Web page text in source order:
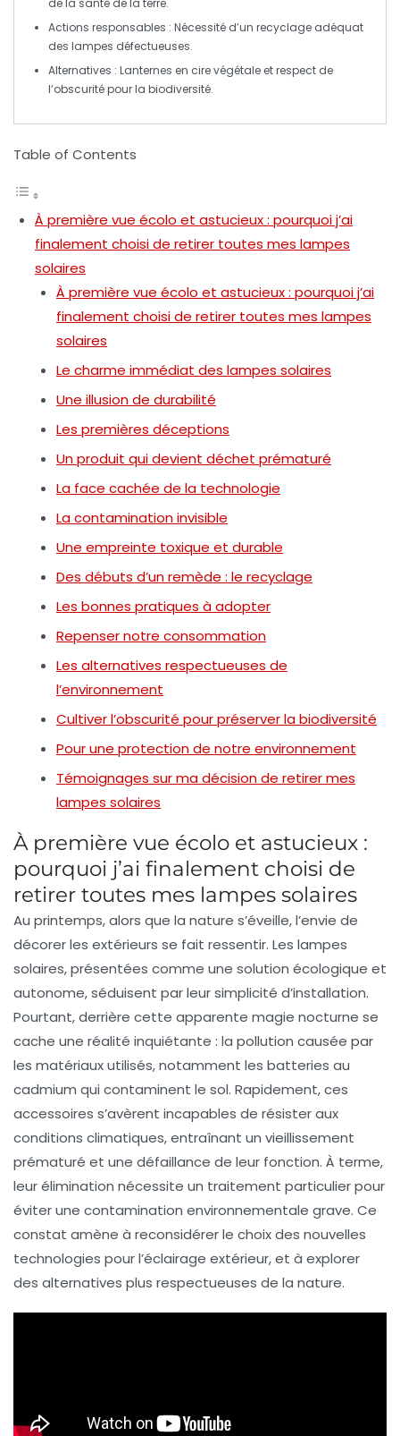
Actions responsables : Nécessité d’un recyclage adéquat
des lampes défectueuses.
Alternatives : Lanternes en cire végétale et respect de
l’obscurité pour la biodiversité.
Table of Contents
À première vue écolo et astucieux : pourquoi j’ai
finalement choisi de retirer toutes mes lampes
solaires
À première vue écolo et astucieux : pourquoi j’ai
finalement choisi de retirer toutes mes lampes
solaires
Le charme immédiat des lampes solaires
Une illusion de durabilité
Les premières déceptions
Un produit qui devient déchet prématuré
La face cachée de la technologie
La contamination invisible
Une empreinte toxique et durable
Des débuts d’un remède : le recyclage
Les bonnes pratiques à adopter
Repenser notre consommation
Les alternatives respectueuses de
l’environnement
Cultiver l’obscurité pour préserver la biodiversité
Pour une protection de notre environnement
Témoignages sur ma décision de retirer mes
lampes solaires
À première vue écolo et astucieux :
pourquoi j’ai finalement choisi de
retirer toutes mes lampes solaires
Au printemps, alors que la nature s’éveille, l’envie de
décorer les extérieurs se fait ressentir. Les lampes
solaires, présentées comme une solution écologique et
autonome, séduisent par leur simplicité d’installation.
Pourtant, derrière cette apparente magie nocturne se
cache une réalité inquiétante : la pollution causée par
les matériaux utilisés, notamment les batteries au
cadmium qui contaminent le sol. Rapidement, ces
accessoires s’avèrent incapables de résister aux
conditions climatiques, entraînant un vieillissement
prématuré et une défaillance de leur fonction. À terme,
leur élimination nécessite un traitement particulier pour
éviter une contamination environnementale grave. Ce
constat amène à reconsidérer le choix des nouvelles
technologies pour l’éclairage extérieur, et à explorer
des alternatives plus respectueuses de la nature.